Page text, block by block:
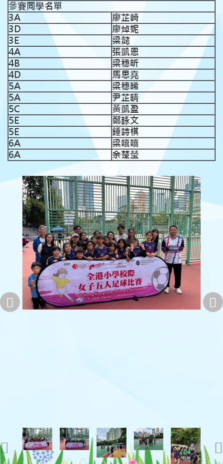
參賽同學名單
3A
廖芷崎
3D
廖焯妮
3E
梁懿
4A
張凱恩
4B
梁穗昕
4D
馬思堯
5A
梁穗晞
5A
尹芷晴
5C
黃凱盈
5E
鄭詠文
5E
鍾詩棋
6A
梁嘻嘻
6A
余楚瑩